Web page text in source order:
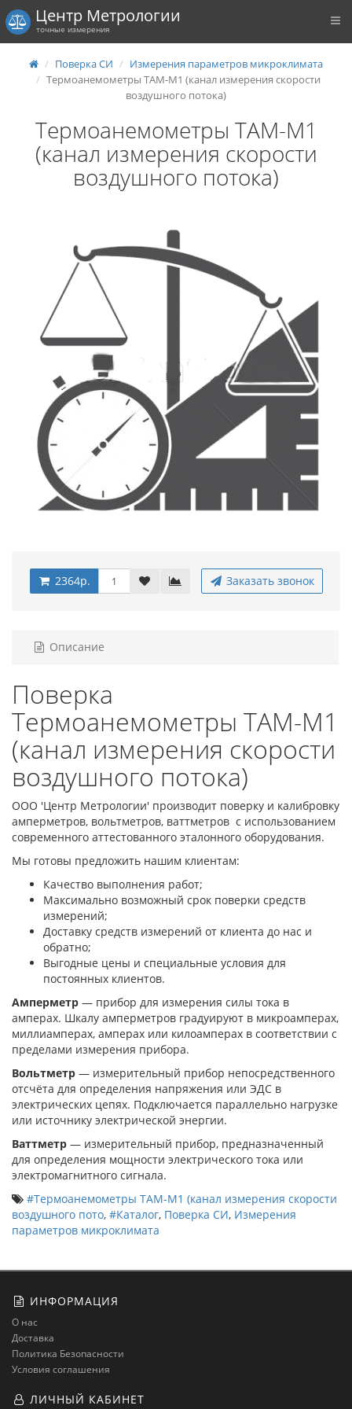
Центр Метрологии
точные измерения
Поверка СИ
Измерения параметров микроклимата
Термоанемометры ТАМ-М1 (канал измерения скорости
воздушного потока)
Термоанемометры ТАМ-М1
(канал измерения скорости
воздушного потока)
2364р. Заказать звонок
Описание
Поверка
Термоанемометры ТАМ-М1
(канал измерения скорости
воздушного потока)
ООО 'Центр Метрологии' производит поверку и калибровку
амперметров, вольтметров, ваттметров с использованием
современного аттестованного эталонного оборудования.
Мы готовы предложить нашим клиентам:
Качество выполнения работ;
Максимально возможный срок поверки средств
измерений;
Доставку средств измерений от клиента до нас и
обратно;
Выгодные цены и специальные условия для
постоянных клиентов.
Амперметр — прибор для измерения силы тока в
амперах. Шкалу амперметров градуируют в микроамперах,
миллиамперах, амперах или килоамперах в соответствии с
пределами измерения прибора.
Вольтметр — измерительный прибор непосредственного
отсчёта для определения напряжения или ЭДС в
электрических цепях. Подключается параллельно нагрузке
или источнику электрической энергии.
Ваттметр — измерительный прибор, предназначенный
для определения мощности электрического тока или
электромагнитного сигнала.
#Термоанемометры ТАМ-М1 (канал измерения скорости
воздушного пото, #Каталог, Поверка СИ, Измерения
параметров микроклимата
ИНФОРМАЦИЯ
О нас
Доставка
Политика Безопасности
Условия соглашения
ЛИЧНЫЙ КАБИНЕТ